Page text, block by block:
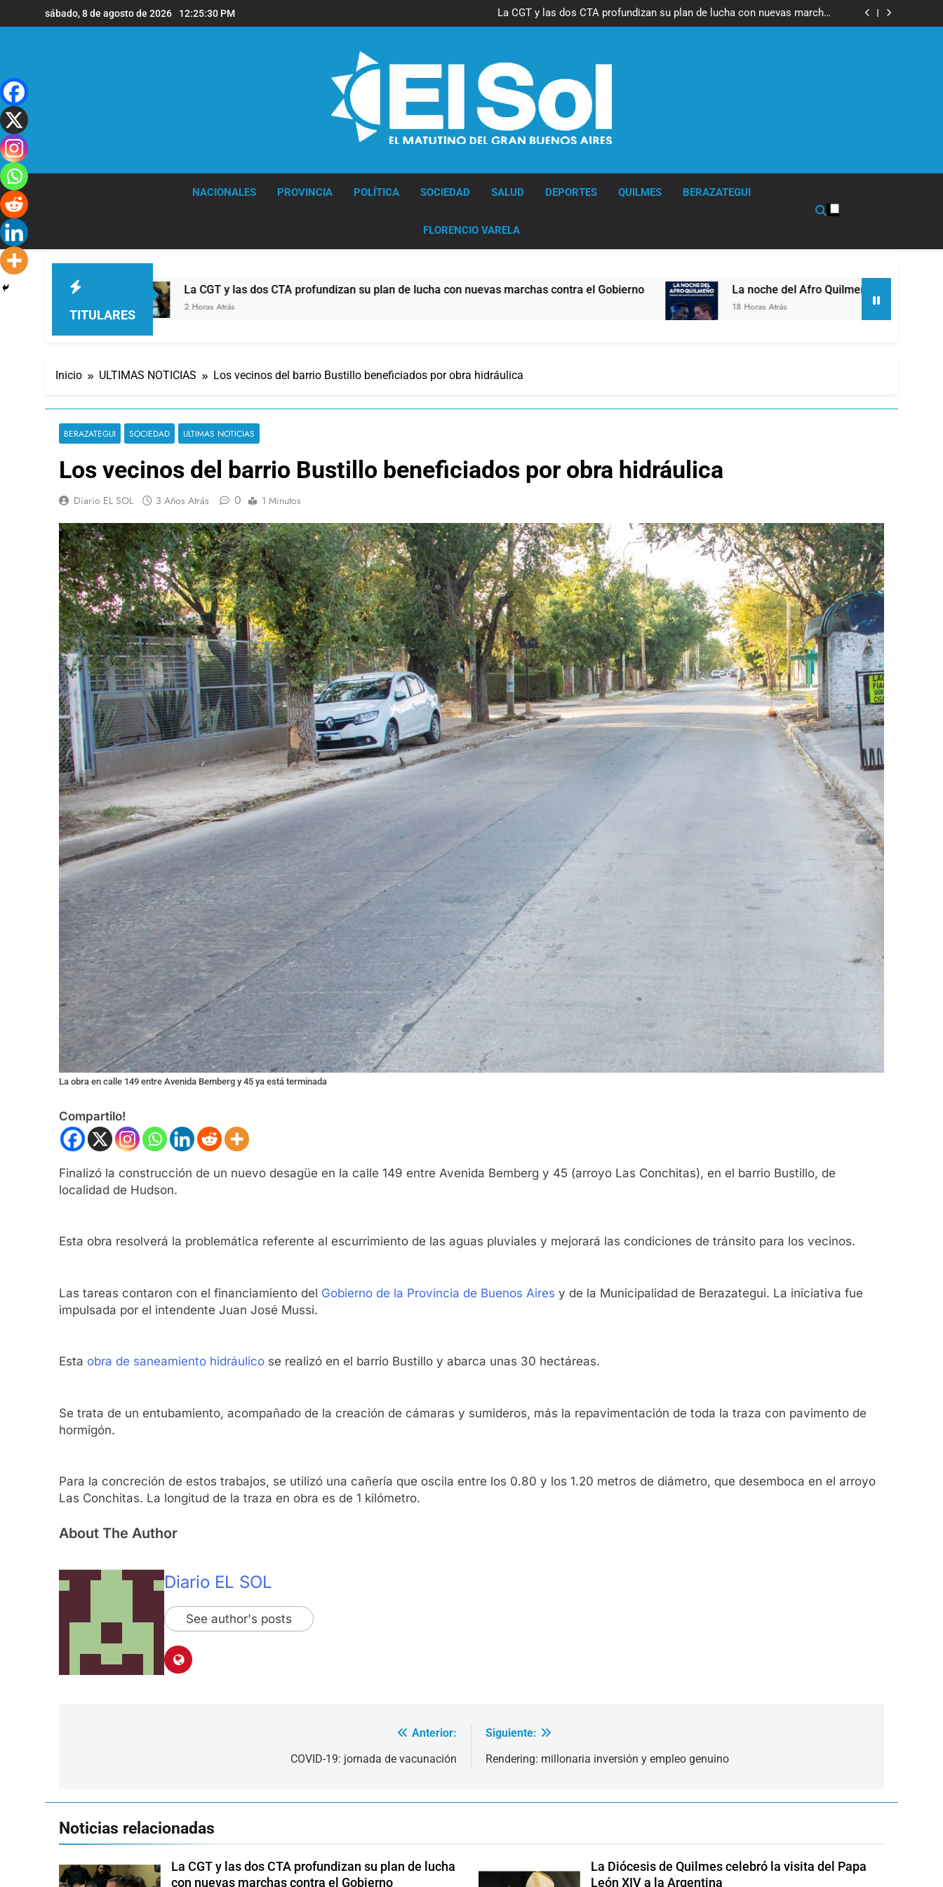
al
sábado, 8 de agosto de 2026 12:25:31 PM
La CGT y las dos CTA profundizan su plan de lucha con nuevas marchas
contra el Gobierno
Thiago Medina fue imputado formalmente por abuso sexual
NACIONALES PROVINCIA POLÍTICA SOCIEDAD SALUD DEPORTES QUILMES BERAZATEGUI
FLORENCIO VARELA
TITULARES
La CGT y las dos CTA profundizan su plan de lucha con nuevas marchas contra el Gobierno La noche del Afro Quilmeño: boxeo de primer nivel en la
18 Horas Atrás
Inicio ULTIMAS NOTICIAS Los vecinos del barrio Bustillo beneficiados por obra hidráulica
BERAZATEGUI SOCIEDAD ULTIMAS NOTICIAS
Los vecinos del barrio Bustillo beneficiados por obra hidráulica
Diario EL SOL 3 Años Atrás 0 1 Minutos
La obra en calle 149 entre Avenida Bemberg y 45 ya está terminada
Compartilo!
Finalizó la construcción de un nuevo desagüe en la calle 149 entre Avenida Bemberg y 45 (arroyo Las Conchitas), en el barrio Bustillo, de
localidad de Hudson.
Esta obra resolverá la problemática referente al escurrimiento de las aguas pluviales y mejorará las condiciones de tránsito para los vecinos.
Las tareas contaron con el financiamiento del Gobierno de la Provincia de Buenos Aires y de la Municipalidad de Berazategui. La iniciativa fue
impulsada por el intendente Juan José Mussi.
Esta obra de saneamiento hidráulico se realizó en el barrio Bustillo y abarca unas 30 hectáreas.
Se trata de un entubamiento, acompañado de la creación de cámaras y sumideros, más la repavimentación de toda la traza con pavimento de
hormigón.
Para la concreción de estos trabajos, se utilizó una cañería que oscila entre los 0.80 y los 1.20 metros de diámetro, que desemboca en el arroyo
Las Conchitas. La longitud de la traza en obra es de 1 kilómetro.
About The Author
Diario EL SOL
See author's posts
Anterior:
COVID-19: jornada de vacunación
Siguiente:
Rendering: millonaria inversión y empleo genuino
Noticias relacionadas
La CGT y las dos CTA profundizan su plan de lucha
con nuevas marchas contra el Gobierno
La Diócesis de Quilmes celebró la visita del Papa
León XIV a la Argentina